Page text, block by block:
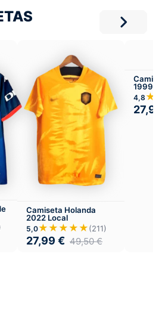
Camiseta Holanda
2022 Local
5,0★★★★★(211)
27,99 € 49,50€
1999-
4,8
27,99